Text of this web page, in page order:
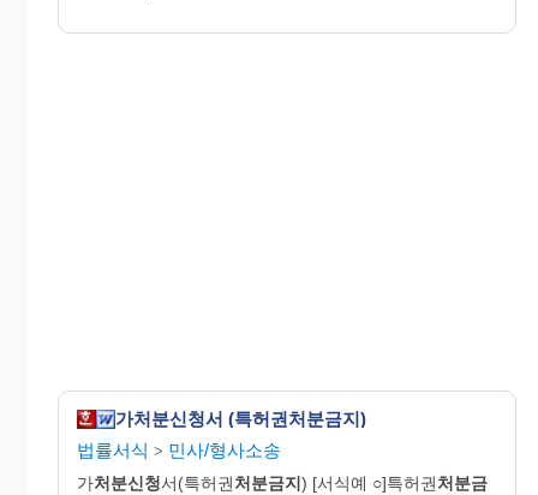
가처분신청서 (특허권처분금지)
법률서식 > 민사/형사소송
가처분신청서(특허권처분금지) [서식예 ○]특허권처분금